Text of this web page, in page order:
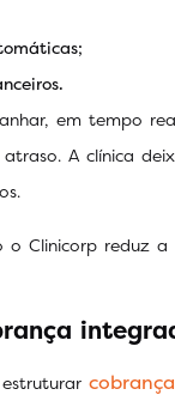
em tempo
A clínica
o Clinicorp reduz a